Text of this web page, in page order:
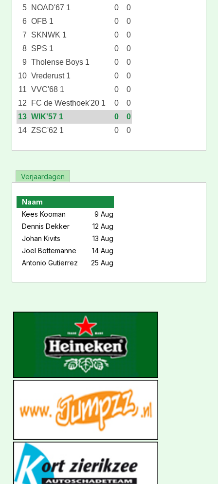
5
NOAD'67 1 0
0
6 OFB 1 0
0
7
SKNWK 1 0
0
8 SPS 1 0
0
9 Tholense Boys 1 0
0
10 Vrederust 1 0
0
11 VVC'68 1 0
0
12
FC de Westhoek'20 1 0
0
13 WIK'57 1 0
0
14 ZSC'62 1 0 0
Verjaardagen
Naam
Kees Kooman
9 Aug
Dennis Dekker
12 Aug
Johan Kivits
13 Aug
Joel Bottemanne
14 Aug
Antonio Gutierrez
25 Aug